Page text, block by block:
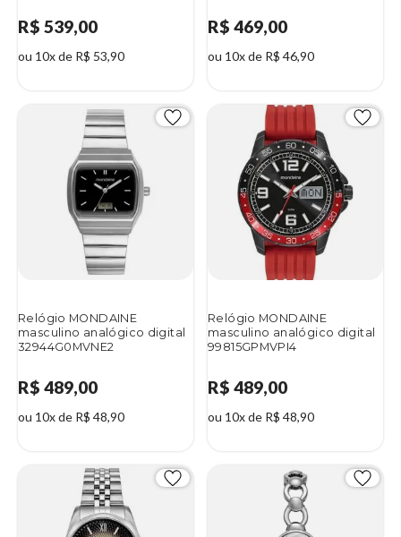
R$ 539,00
ou 10x de R$ 53,90
R$ 469,00
ou 10x de R$ 46,90
Relógio MONDAINE
masculino analógico digital
32944G0MVNE2
R$ 489,00
ou 10x de R$ 48,90
Relógio MONDAINE
masculino analógico digital
99815GPMVPI4
R$ 489,00
ou 10x de R$ 48,90